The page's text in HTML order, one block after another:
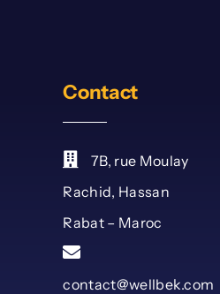
Contact
7B, rue Moulay
Rachid, Hassan
Rabat – Maroc
contact@wellbek.com